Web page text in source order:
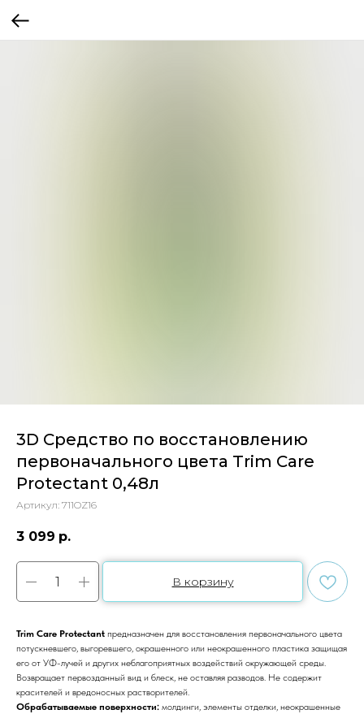
3D Средство по восстановлению
первоначального цвета Trim Care
Protectant 0,48л
Артикул: 711OZ16
3 099 р.
В корзину
Trim Care Protectant предназначен для восстановления первоначального цвета
потускневшего, выгоревшего, окрашенного или неокрашенного пластика защищая
его от УФ-лучей и других неблагоприятных воздействий окружающей среды.
Возвращает первозданный вид и блеск, не оставляя разводов. Не содержит
красителей и вредоносных растворителей.
Обрабатываемые поверхности: молдинги, элементы отделки, неокрашенные